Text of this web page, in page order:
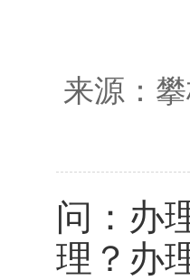
来源：
问：办
理？办